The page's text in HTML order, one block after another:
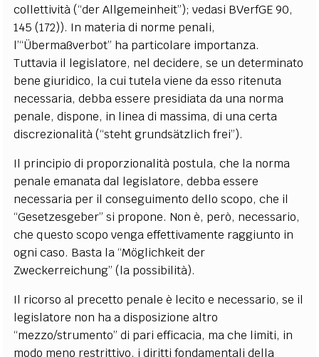
collettività (“der Allgemeinheit”); vedasi BVerfGE 90,
145 (172)). In materia di norme penali,
l’“Übermaßverbot” ha particolare importanza.
Tuttavia il legislatore, nel decidere, se un determinato
bene giuridico, la cui tutela viene da esso ritenuta
necessaria, debba essere presidiata da una norma
penale, dispone, in linea di massima, di una certa
discrezionalità (“steht grundsätzlich frei”).
Il principio di proporzionalità postula, che la norma
penale emanata dal legislatore, debba essere
necessaria per il conseguimento dello scopo, che il
“Gesetzesgeber” si propone. Non è, però, necessario,
che questo scopo venga effettivamente raggiunto in
ogni caso. Basta la “Möglichkeit der
Zweckerreichung” (la possibilità).
Il ricorso al precetto penale è lecito e necessario, se il
legislatore non ha a disposizione altro
“mezzo/strumento” di pari efficacia, ma che limiti, in
modo meno restrittivo, i diritti fondamentali della